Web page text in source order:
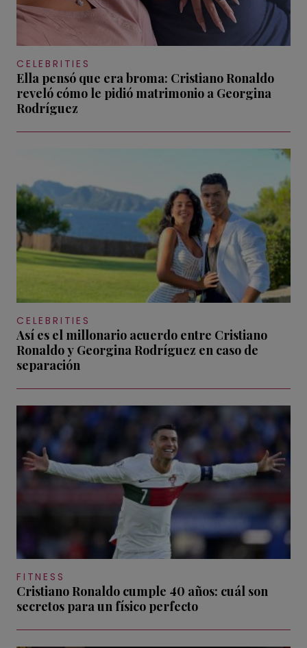
CELEBRITIES
Ella pensó que era broma: Cristiano Ronaldo
reveló cómo le pidió matrimonio a Georgina
Rodríguez
CELEBRITIES
Así es el millonario acuerdo entre Cristiano
Ronaldo y Georgina Rodríguez en caso de
separación
FITNESS
Cristiano Ronaldo cumple 40 años: cuál son
secretos para un físico perfecto